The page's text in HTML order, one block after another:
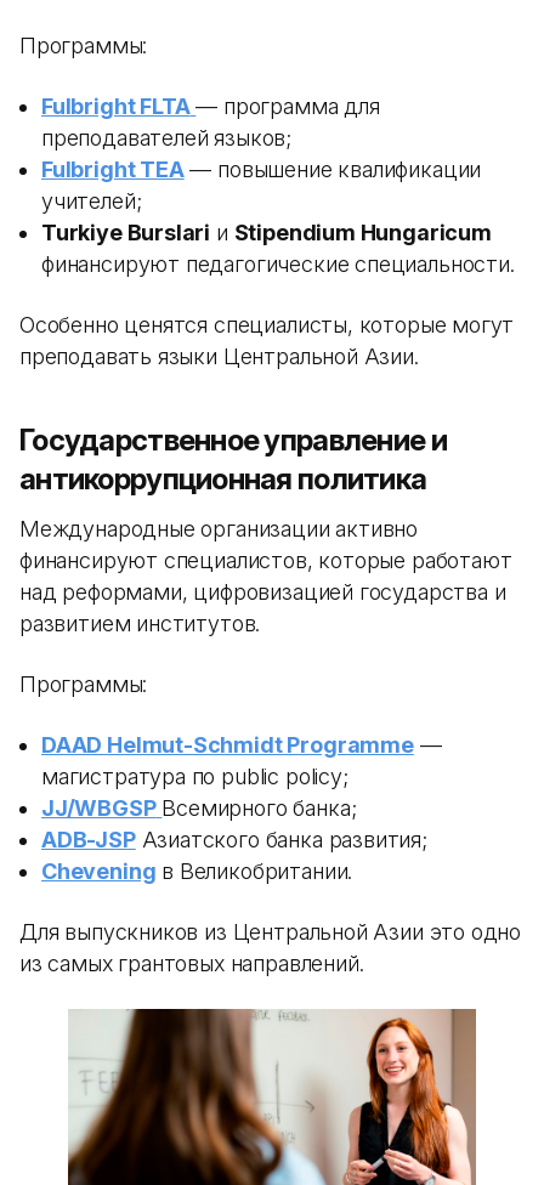
Программы:
Fulbright FLTA — программа для
преподавателей языков;
Fulbright TEA— повышение квалификации
учителей;
Turkiye Burslari и Stipendium Hungaricum
финансируют педагогические специальности.
Особенно ценятся специалисты, которые могут
преподавать языки Центральной Азии.
Государственное управление и
антикоррупционная политика
Международные организации активно
финансируют специалистов, которые работают
над реформами, цифровизацией государства и
развитием институтов.
Программы:
DAAD Helmut-Schmidt Programme—
магистратура по public policy;
JJ/WBGSP Всемирного банка;
ADB-JSPАзиатского банка развития;
Chevening в Великобритании.
Для выпускников из Центральной Азии это одно
из самых грантовых направлений.